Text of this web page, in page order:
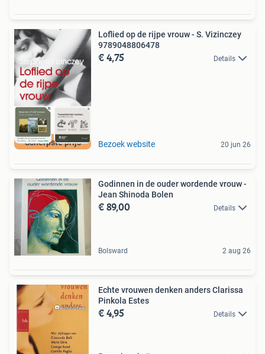
Scherpste prijs
Loflied op de rijpe vrouw - S. Vizinczey
9789048806478
€ 4,75 Details
Bezoek website 20 jun 26
Godinnen in de ouder wordende vrouw -
Jean Shinoda Bolen
€ 89,00 Details
Bolsward 2 aug 26
Echte vrouwen denken anders Clarissa
Pinkola Estes
€ 4,95 Details